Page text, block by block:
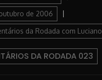
de 2006
da Rodada com Luciano
DA RODADA 023